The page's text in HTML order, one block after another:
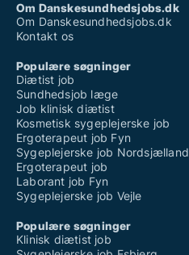
Om Danskesundhedsjobs.dk
Om Danskesundhedsjobs.dk
Kontakt os
Populære søgninger
Diætist job
Sundhedsjob læge
Job klinisk diætist
Kosmetisk sygeplejerske job
Ergoterapeut job Fyn
Sygeplejerske job Nordsjælland
Ergoterapeut job
Laborant job Fyn
Sygeplejerske job Vejle
Populære søgninger
Klinisk diætist job